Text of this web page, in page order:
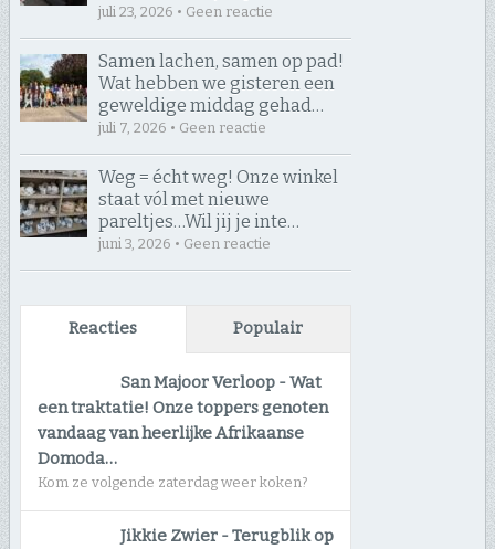
juli 23, 2026 • Geen reactie
Samen lachen, samen op pad! ​
Wat hebben we gisteren een
geweldige middag gehad…
juli 7, 2026 • Geen reactie
Weg = écht weg! Onze winkel
staat vól met nieuwe
pareltjes… ​Wil jij je inte…
juni 3, 2026 • Geen reactie
Reacties Populair
San Majoor Verloop -Wat
een traktatie! Onze toppers genoten
vandaag van heerlijke Afrikaanse
Domoda…
Kom ze volgende zaterdag weer koken?
Jikkie Zwier -Terugblik op